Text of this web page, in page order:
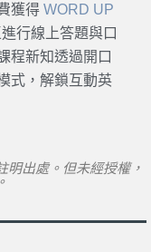
獲得 WORD UP
行線上答題與口
程新知透過開口
式，解鎖互動英
明出處。但未經授權，